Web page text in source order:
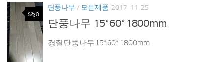
0
단풍나무 / 모든제품 2017-11-25
단풍나무 15*60*1800mm
경질단풍나무15*60*1800mm